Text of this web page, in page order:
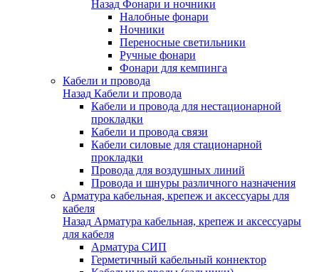
Назад Фонари и ночники
Налобные фонари
Ночники
Переносные светильники
Ручные фонари
Фонари для кемпинга
Кабели и провода
Назад Кабели и провода
Кабели и провода для нестационарной
прокладки
Кабели и провода связи
Кабели силовые для стационарной
прокладки
Провода для воздушных линий
Провода и шнуры различного назначения
Арматура кабельная, крепеж и аксессуары для
кабеля
Назад Арматура кабельная, крепеж и аксессуары
для кабеля
Арматура СИП
Герметичный кабельный коннектор